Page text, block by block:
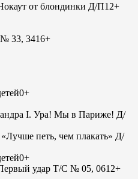
от блондинки Д/П12+
№ 33, 3416+
0+
I. Ура! Мы в Париже! Д/
петь, чем плакать» Д/
0+
удар Т/С № 05, 0612+